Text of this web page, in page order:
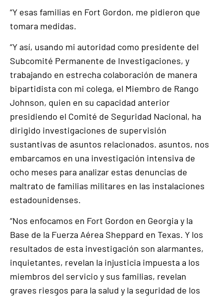
“Y esas familias en Fort Gordon, me pidieron que
tomara medidas.
“Y así, usando mi autoridad como presidente del
Subcomité Permanente de Investigaciones, y
trabajando en estrecha colaboración de manera
bipartidista con mi colega, el Miembro de Rango
Johnson, quien en su capacidad anterior
presidiendo el Comité de Seguridad Nacional, ha
dirigido investigaciones de supervisión
sustantivas de asuntos relacionados. asuntos, nos
embarcamos en una investigación intensiva de
ocho meses para analizar estas denuncias de
maltrato de familias militares en las instalaciones
estadounidenses.
“Nos enfocamos en Fort Gordon en Georgia y la
Base de la Fuerza Aérea Sheppard en Texas. Y los
resultados de esta investigación son alarmantes,
inquietantes, revelan la injusticia impuesta a los
miembros del servicio y sus familias, revelan
graves riesgos para la salud y la seguridad de los